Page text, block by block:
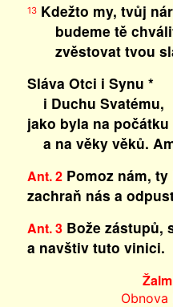
13Kdežto my, tvůj
budeme tě
zvěstovat tvou
Sláva Otci i Synu *
i Duchu Svatému,
jako byla na
a na věky věků.
Ant. 2Pomoz nám, ty
zachraň nás a
Ant. 3Bože zástupů,
a navštiv tuto vinici.
Obnova